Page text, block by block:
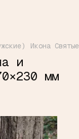
Икона
и
мм